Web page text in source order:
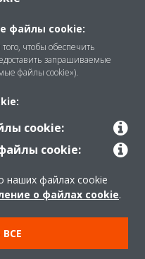
cookie
файлы cookie:
чтобы обеспечить
запрашиваемые
файлы cookie»).
cookie:
cookie:
наших файлах cookie
о файлах cookie.